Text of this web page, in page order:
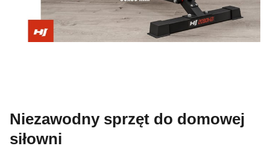
Niezawodny sprzęt do domowej
siłowni